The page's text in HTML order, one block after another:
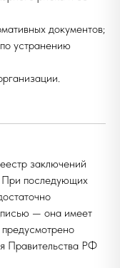
документов;
устранению
заключений
При последующих
— она имеет
Правительства РФ